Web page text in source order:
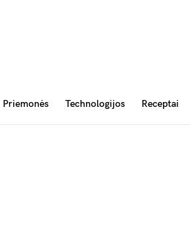
Priemonės Technologijos Receptai